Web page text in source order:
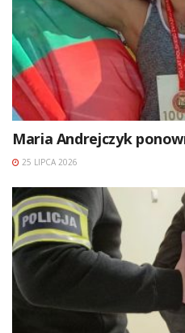
Maria Andrejczyk
25 LIPCA 2026